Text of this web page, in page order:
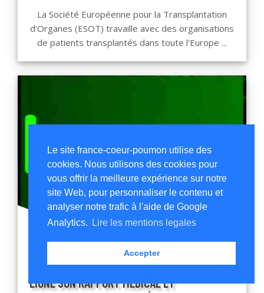
Le site france-coeur-poumon utilise des
cookies. Nous utilisons des cookies pour
vous offrir la meilleure expérience sur notre
site Web, pour personnaliser le contenu et
analyser notre trafic à l'aide de Google
Analytics.
Lire les mentions legales
Accepter
La Société Européenne pour la Transplantation
d'Organes (ESOT) travaille avec des organisations
de patients transplantés dans toute l'Europe ...
L’AGENCE DE LA BIOMÉDECINE A MIS EN
LIGNE SON RAPPORT MÉDICAL ET